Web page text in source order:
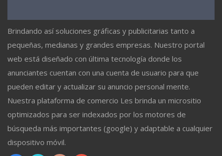
Brindando así soluciones gráficas y publicitarias tanto a
pequeñas, medianas y grandes empresas. Nuestro portal
web está diseñado con última tecnología donde los
anunciantes cuentan con una cuenta de usuario para que
pueden editar y actualizar su anuncio personal mente.
Nuestra plataforma de comercio Les brinda un micrositio
optimizados para ser indexados por los motores de
búsqueda más importantes (google) y adaptable a cualquier
dispositivo móvil.